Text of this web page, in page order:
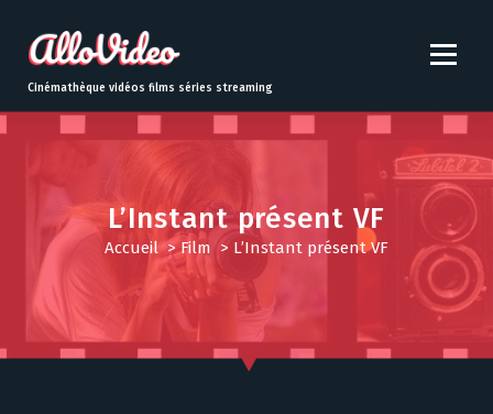
t
o
Cinémathèque vidéos films séries streaming
L’Instant présent VF
Accueil>Film > L’Instant présent VF